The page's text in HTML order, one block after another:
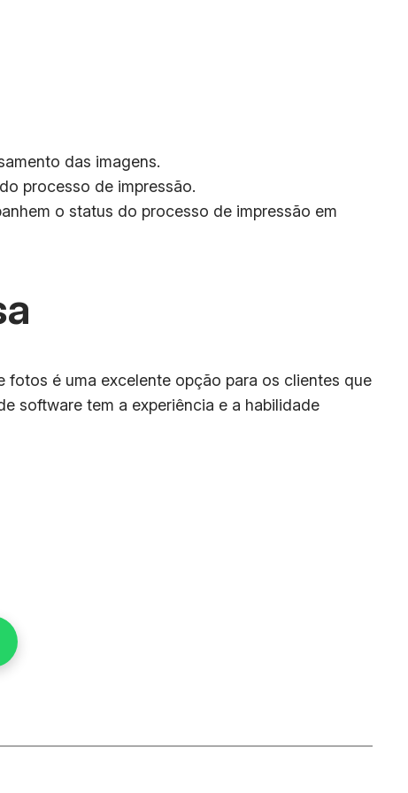
das imagens.
processo de impressão.
o status do processo de impressão em
é uma excelente opção para os clientes que
software tem a experiência e a habilidade